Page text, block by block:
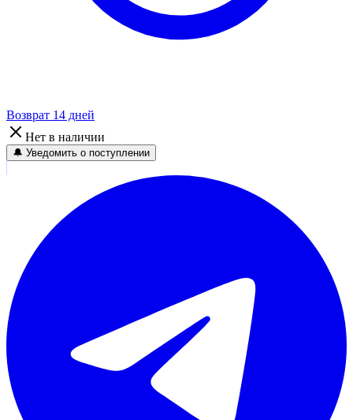
Возврат 14 дней
Нет в наличии
🔔 Уведомить о поступлении